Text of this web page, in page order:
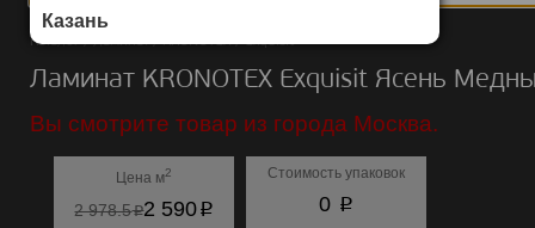
Казань
Каталог/Ламинат/KRONOTEX/Exquisit
Ламинат KRONOTEX Exquisit Ясень
Вы смотрите товар из города Москва.
Цена м2
2 978.5p2 590p
Стоимость упаковок
0 p